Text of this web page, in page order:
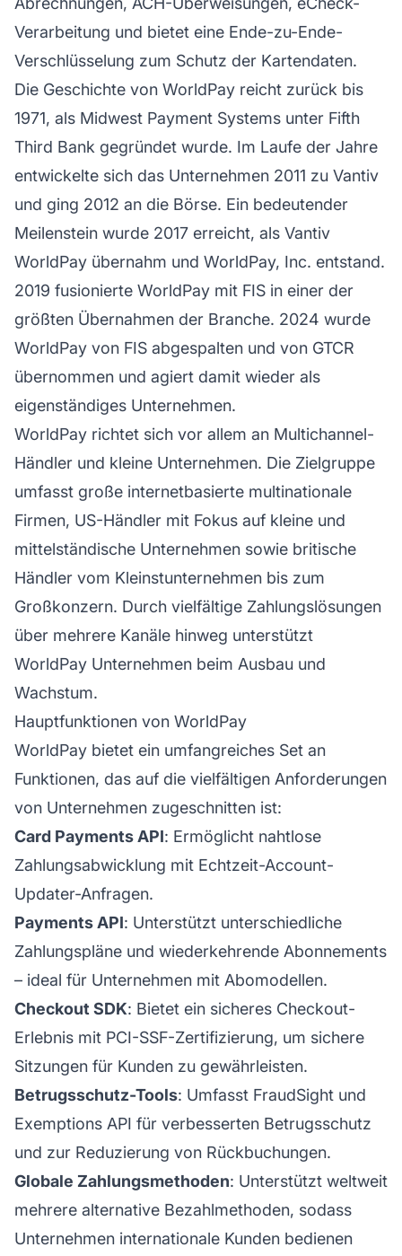
Verarbeitung und bietet eine Ende-zu-Ende-
Verschlüsselung zum Schutz der Kartendaten.
Die Geschichte von WorldPay reicht zurück bis
1971, als Midwest Payment Systems unter Fifth
Third Bank gegründet wurde. Im Laufe der Jahre
entwickelte sich das Unternehmen 2011 zu Vantiv
und ging 2012 an die Börse. Ein bedeutender
Meilenstein wurde 2017 erreicht, als Vantiv
WorldPay übernahm und WorldPay, Inc. entstand.
2019 fusionierte WorldPay mit FIS in einer der
größten Übernahmen der Branche. 2024 wurde
WorldPay von FIS abgespalten und von GTCR
übernommen und agiert damit wieder als
eigenständiges Unternehmen.
WorldPay richtet sich vor allem an Multichannel-
Händler und kleine Unternehmen. Die Zielgruppe
umfasst große internetbasierte multinationale
Firmen, US-Händler mit Fokus auf kleine und
mittelständische Unternehmen sowie britische
Händler vom Kleinstunternehmen bis zum
Großkonzern. Durch vielfältige Zahlungslösungen
über mehrere Kanäle hinweg unterstützt
WorldPay Unternehmen beim Ausbau und
Wachstum.
Hauptfunktionen von WorldPay
WorldPay bietet ein umfangreiches Set an
Funktionen, das auf die vielfältigen Anforderungen
von Unternehmen zugeschnitten ist:
Card Payments API: Ermöglicht nahtlose
Zahlungsabwicklung mit Echtzeit-Account-
Updater-Anfragen.
Payments API: Unterstützt unterschiedliche
Zahlungspläne und wiederkehrende Abonnements
– ideal für Unternehmen mit Abomodellen.
Checkout SDK: Bietet ein sicheres Checkout-
Erlebnis mit PCI-SSF-Zertifizierung, um sichere
Sitzungen für Kunden zu gewährleisten.
Betrugsschutz-Tools: Umfasst FraudSight und
Exemptions API für verbesserten Betrugsschutz
und zur Reduzierung von Rückbuchungen.
Globale Zahlungsmethoden: Unterstützt weltweit
mehrere alternative Bezahlmethoden, sodass
Unternehmen internationale Kunden bedienen